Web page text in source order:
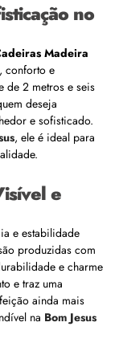
no
Madeira
conforto e
de 2 metros e seis
deseja
e sofisticado.
, ele é ideal para
e
e estabilidade
produzidas com
e charme
e traz uma
ainda mais
na Bom Jesus